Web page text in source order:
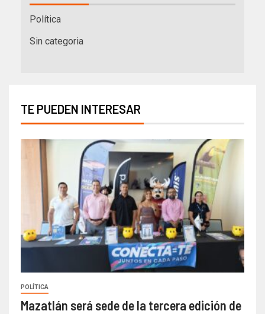
Política
Sin categoria
TE PUEDEN INTERESAR
POLÍTICA
Mazatlán será sede de la tercera edición de